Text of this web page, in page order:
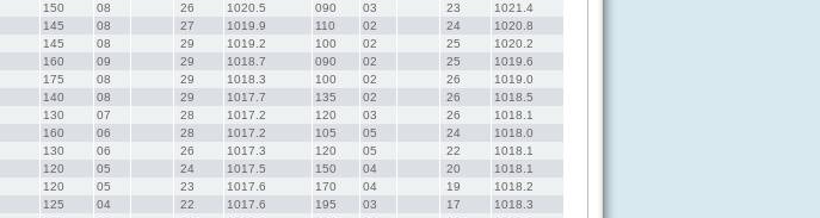
150 08 26 1020.5 090 03 23
1021.4
145 08 27 1019.9 110 02 24
1020.8
145 08 29 1019.2 100 02 25
1020.2
160 09 29 1018.7 090 02 25
1019.6
175 08 29 1018.3 100 02 26
1019.0
140 08 29 1017.7 135 02 26
1018.5
130 07 28 1017.2 120 03 26
1018.1
160 06 28 1017.2 105 05 24
1018.0
130 06 26 1017.3 120 05 22
1018.1
120 05 24 1017.5 150 04 20
1018.1
120 05 23 1017.6 170 04 19
1018.2
125 04 22 1017.6 195 03 17
1018.3